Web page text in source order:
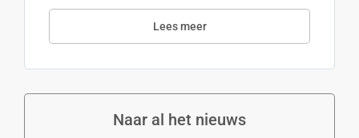
Lees meer
Naar al het nieuws